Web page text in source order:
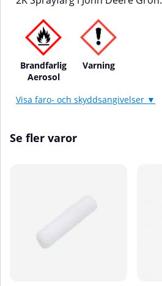
Brandfarlig
Aerosol
Varning
Visa faro- och skyddsangivelser ▼
Se fler varor